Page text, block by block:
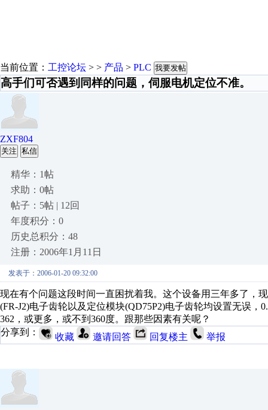
当前位置： 工控论坛 > > 产品 > PLC 我要发帖
高手们可否遇到同样的问题，伺服电机定位不准。
ZXF804
关注 私信
精华：1帖
求助：0帖
帖子：5帖 | 12回
年度积分：0
历史总积分：48
注册：2006年1月11日
发表于：2006-01-20 09:32:00
现在有个问题这段时间一直困扰着我。这个设备用三年多了，
(FR-J2)电子齿轮以及定位模块(QD75P2)电子齿轮均设置无误
362，或更多，或不到360度。跟那些因素有关呢？
分享到：
收藏 邀请回答 回复楼主 举报